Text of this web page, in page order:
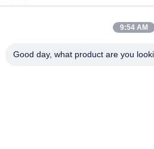
Liens Rapides
À Propos De Nous
9:54 AM
Good day, what product are you